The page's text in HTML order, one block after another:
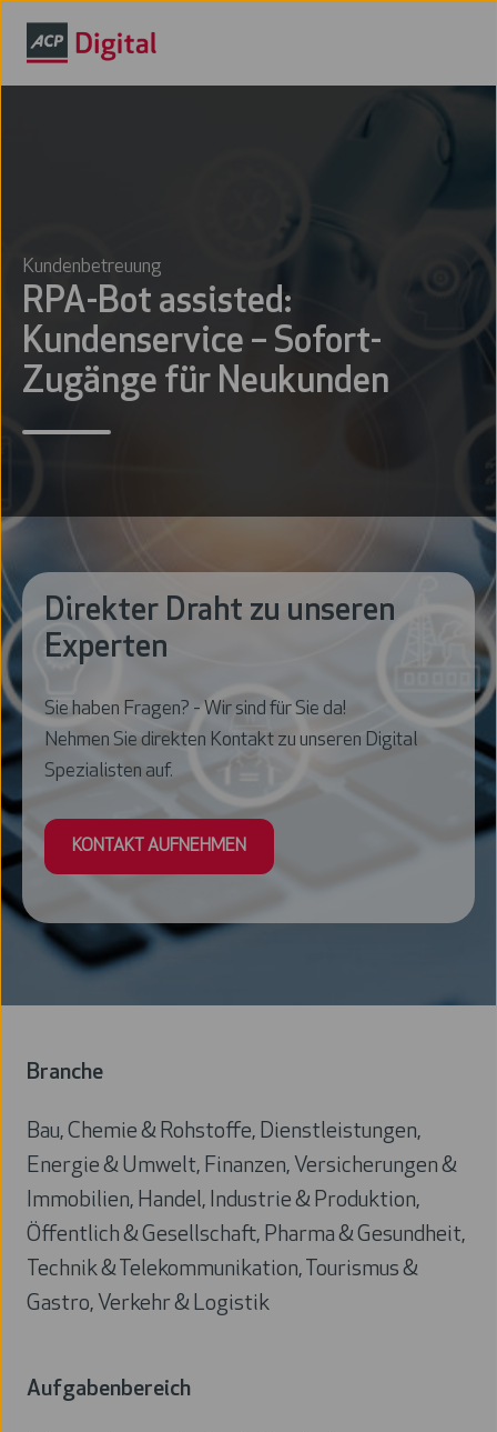
Kundenbetreuung
RPA-Bot assisted:
Kundenservice – Sofort-
Zugänge für Neukunden
Direkter Draht zu unseren
Experten
Sie haben Fragen? - Wir sind für Sie da!
Nehmen Sie direkten Kontakt zu unseren Digital
Spezialisten auf.
KONTAKT AUFNEHMEN
Branche
Bau, Chemie & Rohstoffe, Dienstleistungen,
Energie & Umwelt, Finanzen, Versicherungen &
Immobilien, Handel, Industrie & Produktion,
Öffentlich & Gesellschaft, Pharma & Gesundheit,
Technik & Telekommunikation, Tourismus &
Gastro, Verkehr & Logistik
Aufgabenbereich